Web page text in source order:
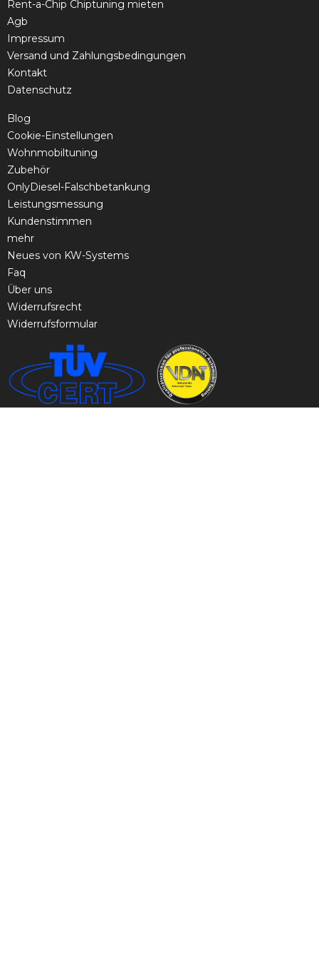
Rent-a-Chip Chiptuning mieten
Agb
Impressum
Versand und Zahlungsbedingungen
Kontakt
Datenschutz
Blog
Cookie-Einstellungen
Wohnmobiltuning
Zubehör
OnlyDiesel-Falschbetankung
Leistungsmessung
Kundenstimmen
mehr
Neues von KW-Systems
Faq
Über uns
Widerrufsrecht
Widerrufsformular